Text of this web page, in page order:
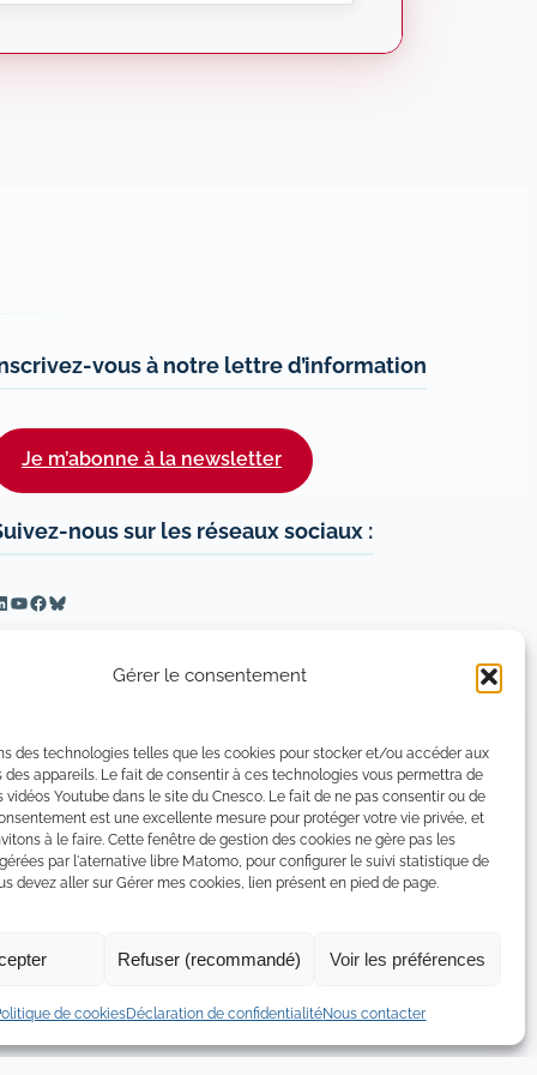
Gérer le consentement
des technologies telles que les cookies pour stocker et/ou accéder aux
des appareils. Le fait de consentir à ces technologies vous permettra de
vidéos Youtube dans le site du Cnesco. Le fait de ne pas consentir ou de
est une excellente mesure pour protéger votre vie privée, et
à le faire. Cette fenêtre de gestion des cookies ne gère pas les
par l'aternative libre Matomo, pour configurer le suivi statistique de
devez aller sur Gérer mes cookies, lien présent en pied de page.
Refuser (recommandé) Voir les préférences
de cookiesDéclaration de confidentialitéNous contacter
vous à notre lettre d’information
Je m’abonne à la newsletter
nous sur les réseaux sociaux :
YouTube
Facebook
Bluesky
de confidentialitéPolitique de certains cookies